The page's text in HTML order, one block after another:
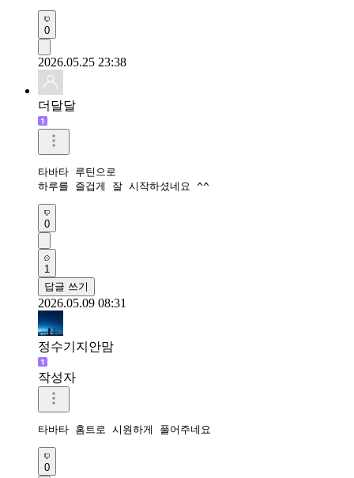
0
2026.05.25 23:38
더달달
타바타 루틴으로
하루를 즐겁게 잘 시작하셨네요 ^^
0
1
답글 쓰기
2026.05.09 08:31
정수기지안맘
작성자
타바타 홈트로 시원하게 풀어주네요
0